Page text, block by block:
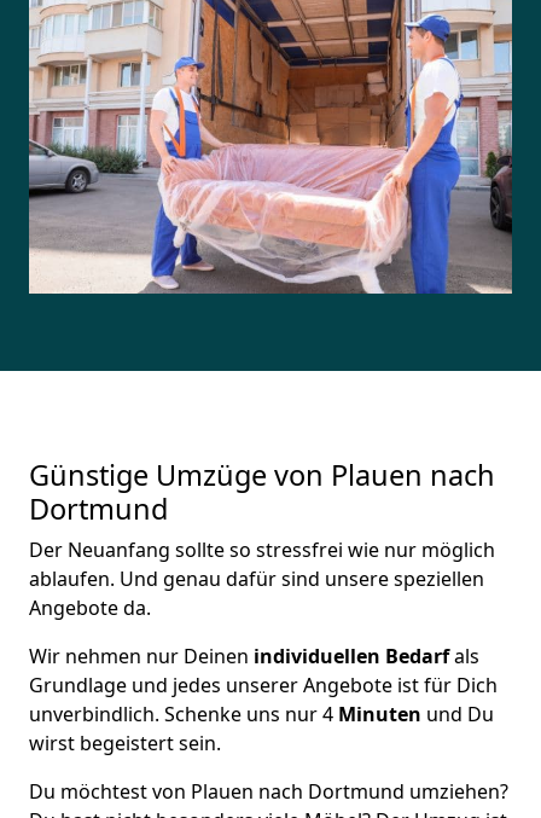
Günstige Umzüge von Plauen nach
Dortmund
Der Neuanfang sollte so stressfrei wie nur möglich
ablaufen. Und genau dafür sind unsere speziellen
Angebote da.
Wir nehmen nur Deinen individuellen Bedarfals
Grundlage und jedes unserer Angebote ist für Dich
unverbindlich. Schenke uns nur 4 Minuten und Du
wirst begeistert sein.
Du möchtest von Plauen nach Dortmund umziehen?